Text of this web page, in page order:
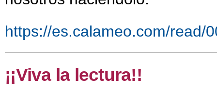
https://es.calameo.com/read/
¡¡Viva la lectura!!